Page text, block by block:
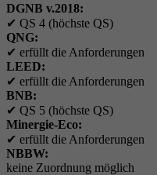
DGNB v.2018:
✔ QS 4 (höchste QS)
QNG:
✔ erfüllt die Anforderungen
LEED:
✔ erfüllt die Anforderungen
BNB:
✔ QS 5 (höchste QS)
Minergie-Eco:
✔ erfüllt die Anforderungen
NBBW:
keine Zuordnung möglich